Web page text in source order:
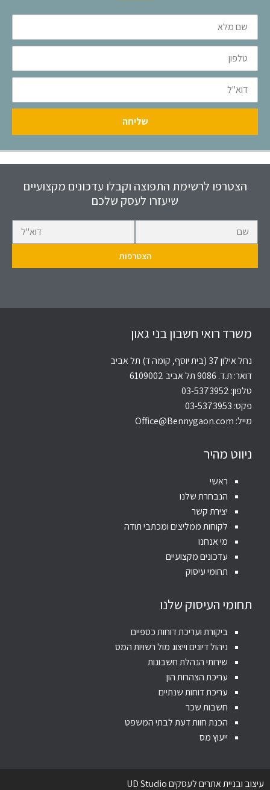
שם
מלא
טלפון
דוא"ל
שליחה
הצטרפו לרשימת התפוצה וקבלו עדכונים מקצועיים
שיעזרו לעסק שלכם
משרד רואי חשבון בני גאון
נחל אילון 37 (בית יוסף, קומה ד) תל אביב
דואר: ת.ד. 9086 תל אביב 6109002
טלפון: 03-5373952
פקס: 03-5373953
מייל: Office@Bennygaon.com
ניווט מהיר
ראשי
הנבחרת שלנו
יצירת קשר
לקוחות ממליצים ומכתבי תודה
מי אנחנו
עדכונים מקצועיים
תחומי עיסוק
תחומי העיסוק שלנו
ביקורת ועריכת דוחות כספיים
ניהול דיונים וייצוג מול רשויות המס
שירותי הנהלת חשבונות
עריכת הצהרות הון
עריכת דוחות שנתיים
חשבות שכר
הכנת חוות דעת לבתי המשפט
ייעוץ מס
עיצוב ובניית אתרים לעסקים UD Studio